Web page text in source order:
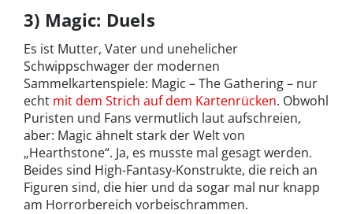
3) Magic: Duels
Es ist Mutter, Vater und unehelicher
Schwippschwager der modernen
Sammelkartenspiele: Magic – The Gathering – nur
echt mit dem Strich auf dem Kartenrücken. Obwohl
Puristen und Fans vermutlich laut aufschreien,
aber: Magic ähnelt stark der Welt von
„Hearthstone“. Ja, es musste mal gesagt werden.
Beides sind High-Fantasy-Konstrukte, die reich an
Figuren sind, die hier und da sogar mal nur knapp
am Horrorbereich vorbeischrammen.